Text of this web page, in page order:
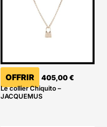
OFFRIR 405,00€
Le collier Chiquito –
JACQUEMUS